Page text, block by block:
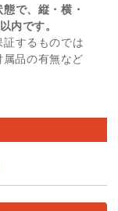
で、縦・横・
内です。
するものでは
品の有無など